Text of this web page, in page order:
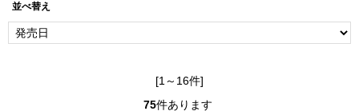
並べ替え
[1～16件]
75件あります